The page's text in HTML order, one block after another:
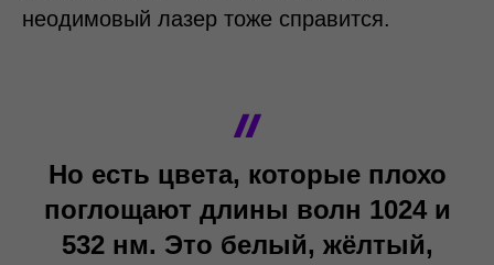
неодимовый лазер тоже справится.
Но есть цвета, которые плохо
поглощают длины волн 1024 и
532 нм. Это белый, жёлтый,